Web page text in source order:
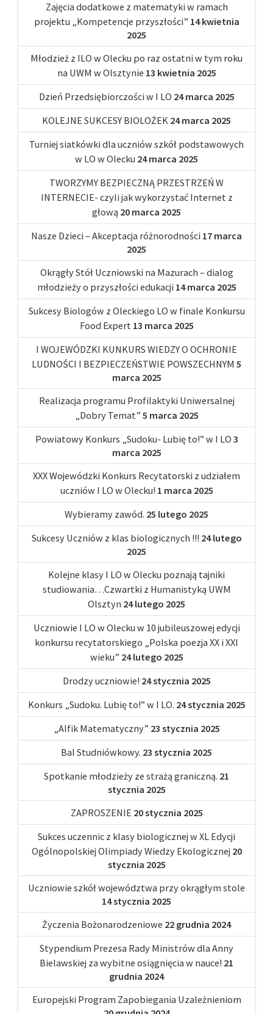
Zajęcia dodatkowe z matematyki w ramach
projektu „Kompetencje przyszłości” 14 kwietnia
2025
Młodzież z ILO w Olecku po raz ostatni w tym roku
na UWM w Olsztynie 13 kwietnia 2025
Dzień Przedsiębiorczości w I LO 24 marca 2025
KOLEJNE SUKCESY BIOLOŻEK 24 marca 2025
Turniej siatkówki dla uczniów szkół podstawowych
w LO w Olecku 24 marca 2025
TWORZYMY BEZPIECZNĄ PRZESTRZEŃ W
INTERNECIE- czyli jak wykorzystać Internet z
głową 20 marca 2025
Nasze Dzieci – Akceptacja różnorodności 17 marca
2025
Okrągły Stół Uczniowski na Mazurach – dialog
młodzieży o przyszłości edukacji 14 marca 2025
Sukcesy Biologów z Oleckiego LO w finale Konkursu
Food Expert 13 marca 2025
I WOJEWÓDZKI KUNKURS WIEDZY O OCHRONIE
LUDNOŚCI I BEZPIECZEŃSTWIE POWSZECHNYM 5
marca 2025
Realizacja programu Profilaktyki Uniwersalnej
„Dobry Temat” 5 marca 2025
Powiatowy Konkurs „Sudoku- Lubię to!” w I LO 3
marca 2025
XXX Wojewódzki Konkurs Recytatorski z udziałem
uczniów I LO w Olecku! 1 marca 2025
Wybieramy zawód. 25 lutego 2025
Sukcesy Uczniów z klas biologicznych !!! 24 lutego
2025
Kolejne klasy I LO w Olecku poznają tajniki
studiowania…Czwartki z Humanistyką UWM
Olsztyn 24 lutego 2025
Uczniowie I LO w Olecku w 10 jubileuszowej edycji
konkursu recytatorskiego „Polska poezja XX i XXI
wieku” 24 lutego 2025
Drodzy uczniowie! 24 stycznia 2025
Konkurs „Sudoku. Lubię to!” w I LO. 24 stycznia 2025
„Alfik Matematyczny” 23 stycznia 2025
Bal Studniówkowy. 23 stycznia 2025
Spotkanie młodzieży ze strażą graniczną. 21
stycznia 2025
ZAPROSZENIE 20 stycznia 2025
Sukces uczennic z klasy biologicznej w XL Edycji
Ogólnopolskiej Olimpiady Wiedzy Ekologicznej 20
stycznia 2025
Uczniowie szkół województwa przy okrągłym stole
14 stycznia 2025
Życzenia Bożonarodzeniowe 22 grudnia 2024
Stypendium Prezesa Rady Ministrów dla Anny
Bielawskiej za wybitne osiągnięcia w nauce! 21
grudnia 2024
Europejski Program Zapobiegania Uzależnieniom